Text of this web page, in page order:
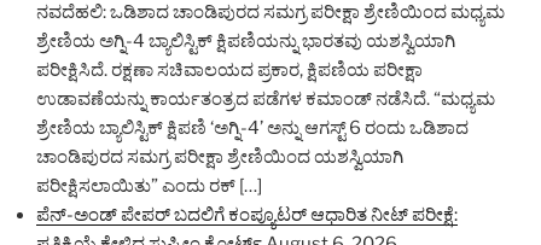
ನವದೆಹಲಿ: ಒಡಿಶಾದ ಚಾಂಡಿಪುರದ ಸಮಗ್ರ ಪರೀಕ್ಷಾ ಶ್ರೇಣಿಯಿಂದ ಮಧ್ಯಮ
ಶ್ರೇಣಿಯ ಅಗ್ನಿ-4 ಬ್ಯಾಲಿಸ್ಟಿಕ್ ಕ್ಷಿಪಣಿಯನ್ನು ಭಾರತವು ಯಶಸ್ವಿಯಾಗಿ
ಪರೀಕ್ಷಿಸಿದೆ. ರಕ್ಷಣಾ ಸಚಿವಾಲಯದ ಪ್ರಕಾರ, ಕ್ಷಿಪಣಿಯ ಪರೀಕ್ಷಾ
ಉಡಾವಣೆಯನ್ನು ಕಾರ್ಯತಂತ್ರದ ಪಡೆಗಳ ಕಮಾಂಡ್ ನಡೆಸಿದೆ. “ಮಧ್ಯಮ
ಶ್ರೇಣಿಯ ಬ್ಯಾಲಿಸ್ಟಿಕ್ ಕ್ಷಿಪಣಿ ‘ಅಗ್ನಿ-4’ ಅನ್ನು ಆಗಸ್ಟ್ 6 ರಂದು ಒಡಿಶಾದ
ಚಾಂಡಿಪುರದ ಸಮಗ್ರ ಪರೀಕ್ಷಾ ಶ್ರೇಣಿಯಿಂದ ಯಶಸ್ವಿಯಾಗಿ
ಪರೀಕ್ಷಿಸಲಾಯಿತು” ಎಂದು ರಕ್ […]
ಪೆನ್-ಅಂಡ್ ಪೇಪರ್‌ ಬದಲಿಗೆ ಕಂಪ್ಯೂಟರ್ ಆಧಾರಿತ ನೀಟ್ ಪರೀಕ್ಷೆ: